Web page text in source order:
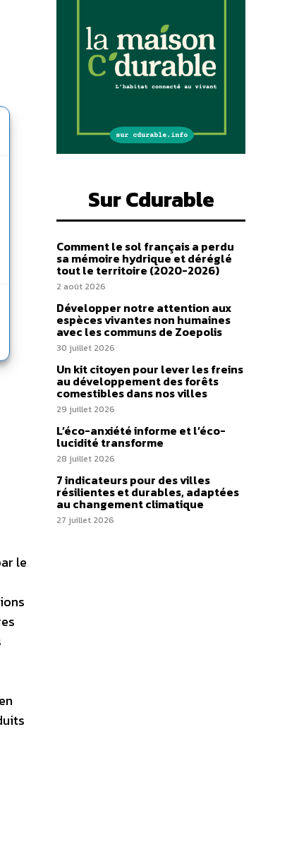
le
Sur Cdurable
Comment le sol français a perdu
sa mémoire hydrique et déréglé
tout le territoire (2020-2026)
2 août 2026
Développer notre attention aux
espèces vivantes non humaines
avec les communs de Zoepolis
30 juillet 2026
Un kit citoyen pour lever les freins
au développement des forêts
comestibles dans nos villes
29 juillet 2026
L’éco-anxiété informe et l’éco-
lucidité transforme
28 juillet 2026
7 indicateurs pour des villes
résilientes et durables, adaptées
au changement climatique
27 juillet 2026